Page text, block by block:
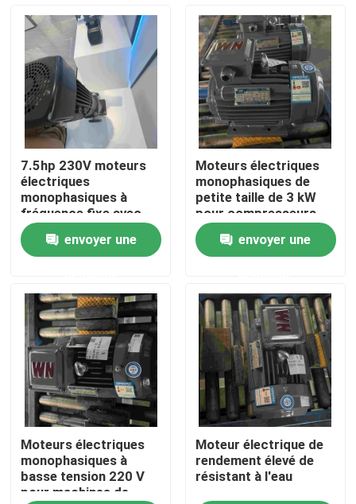
Accueil
A propos de nous
Contacts
Produits
Vidéos
Moteur électrique de rendement élevé
Moteurs électriques monophasé
Moteurs électriques triphasés
Moteurs électriques de basse tension
Moteur à induction moyen de tension
7.5hp 230V moteurs
électriques
monophasiques à
fréquence fixe avec
RoHS
envoyer une
Moteurs électriques
monophasiques de
petite taille de 3 kW
pour compresseurs
d'air
envoyer une
Moteurs électriques
monophasiques à
basse tension 220 V
pour machines de
Moteur électrique de
rendement élevé de
résistant à l'eau